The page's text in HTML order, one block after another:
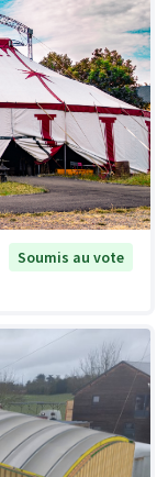
Soumis au vote